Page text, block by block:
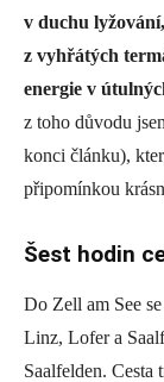
v duchu
z vyhřátých
energie v
z toho důvodu
konci článku),
připomínkou
Šest hodin
Do Zell am See
Linz, Lofer a
Saalfelden. Cesta